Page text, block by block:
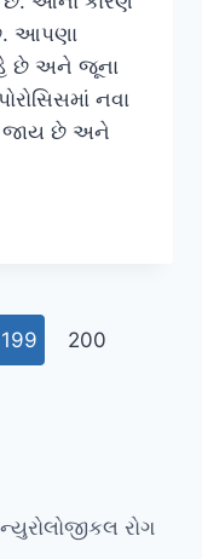
આપણા
છે અને જૂના
નવા
જાય છે અને
199 200
ન્યુરોલોજીકલ રોગ